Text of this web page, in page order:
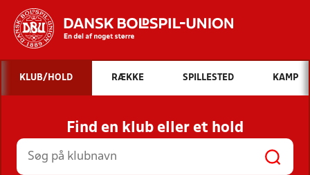
Hvad vil du søge efter?
INDHOLD OG NYHEDER
STILLINGER, RESULTATER, KLUBBER OG
HOLD
KLUB/HOLD RÆKKE SPILLESTED KAMP
Find en klub eller et hold